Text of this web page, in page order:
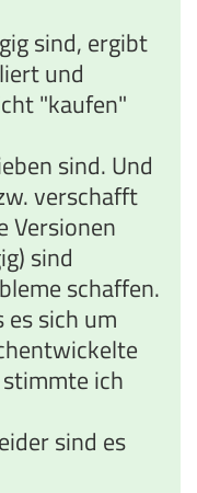
sind, ergibt
und
"kaufen"
sind. Und
verschafft
Versionen
sind
schaffen.
sich um
ich
sind es